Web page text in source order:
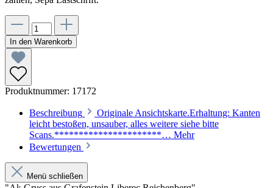
In den Warenkorb
Produktnummer: 17172
Beschreibung
Originale Ansichtskarte.Erhaltung: Kanten
leicht bestoßen, unsauber, alles weitere siehe bitte
Scans.**********************… Mehr
Bewertungen
Menü schließen